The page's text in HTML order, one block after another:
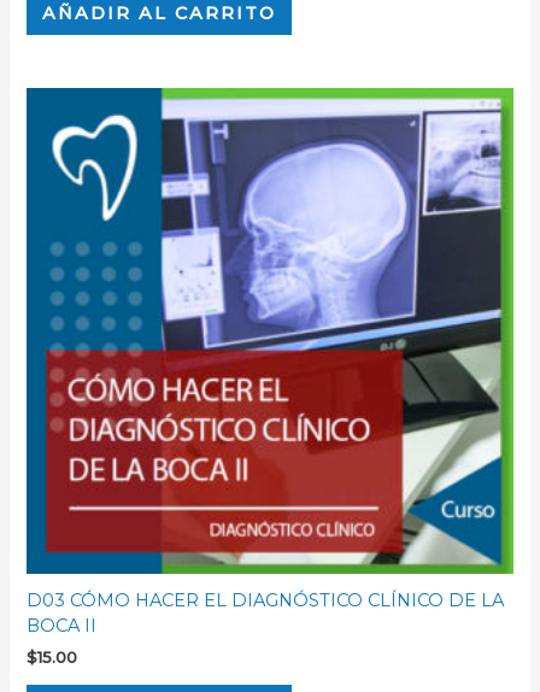
AÑADIR AL CARRITO
D03 CÓMO HACER EL DIAGNÓSTICO CLÍNICO DE LA
BOCA II
$15.00